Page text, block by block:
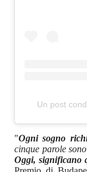
Un post
"Ogni sogno
cinque parole
Oggi, significano